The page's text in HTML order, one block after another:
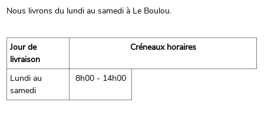
Nous livrons du lundi au samedi à Le Boulou.
Jour de
livraison
Créneaux horaires
Lundi au
samedi
8h00 - 14h00